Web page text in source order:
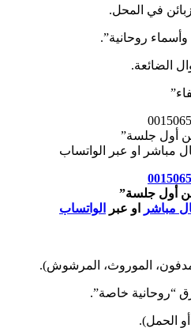
في المحل.
وأسماء روحانية”.
الضائعة.
أول جلسة”
مباشر او عبر الواتساب
أول جلسة”
مباشر او عبر
الواتساب
الموروث، المرشوش).
“روحانية خاصة”.
الحمل).